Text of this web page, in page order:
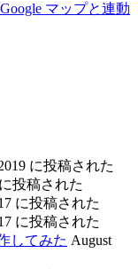
マップと連動
に投稿された
投稿された
に投稿された
に投稿された
してみた August